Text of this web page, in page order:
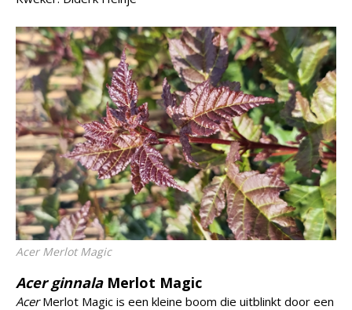
AcerMerlot Magic
Acer ginnalaMerlot Magic
AcerMerlot Magic is een kleine boom die uitblinkt door een